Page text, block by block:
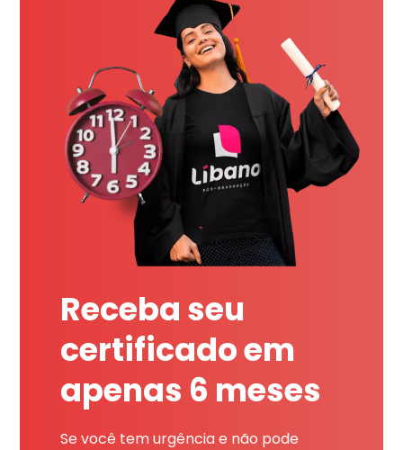
Receba seu
certificado em
apenas 6 meses
Se você tem urgência e não pode